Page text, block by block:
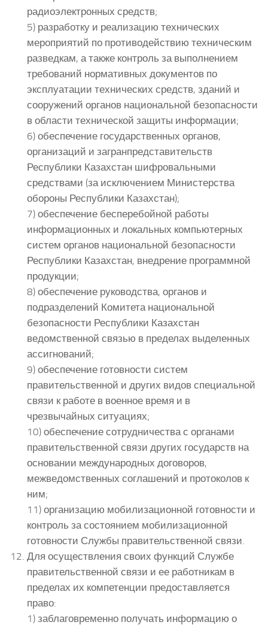
радиоэлектронных средств;
5) разработку и реализацию технических
мероприятий по противодействию техническим
разведкам, а также контроль за выполнением
требований нормативных документов по
эксплуатации технических средств, зданий и
сооружений органов национальной безопасности
в области технической защиты информации;
6) обеспечение государственных органов,
организаций и загранпредставительств
Республики Казахстан шифровальными
средствами (за исключением Министерства
обороны Республики Казахстан);
7) обеспечение бесперебойной работы
информационных и локальных компьютерных
систем органов национальной безопасности
Республики Казахстан, внедрение программной
продукции;
8) обеспечение руководства, органов и
подразделений Комитета национальной
безопасности Республики Казахстан
ведомственной связью в пределах выделенных
ассигнований;
9) обеспечение готовности систем
правительственной и других видов специальной
связи к работе в военное время и в
чрезвычайных ситуациях;
10) обеспечение сотрудничества с органами
правительственной связи других государств на
основании международных договоров,
межведомственных соглашений и протоколов к
ним;
11) организацию мобилизационной готовности и
контроль за состоянием мобилизационной
готовности Службы правительственной связи.
Для осуществления своих функций Службе
правительственной связи и ее работникам в
пределах их компетенции предоставляется
право:
1) заблаговременно получать информацию о